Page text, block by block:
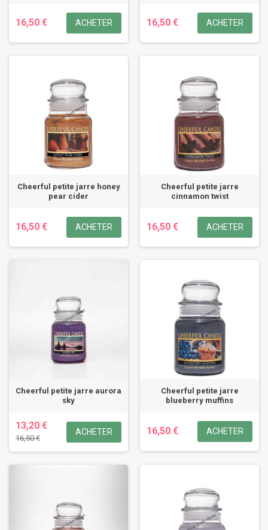
16,50 € ACHETER 16,50 € ACHETER
Cheerful petite jarre honey
pear cider
16,50 € ACHETER
Cheerful petite jarre
cinnamon twist
16,50 € ACHETER
Cheerful petite jarre aurora
sky
13,20 €
16,50 €
ACHETER
Cheerful petite jarre
blueberry muffins
16,50 € ACHETER